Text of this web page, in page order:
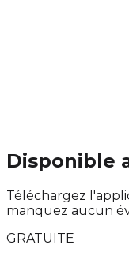
Disponible
Téléchargez
manquez aucun
GRATUITE